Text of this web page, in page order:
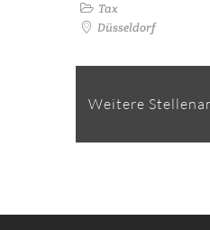
Tax
Düsseldorf
Weitere